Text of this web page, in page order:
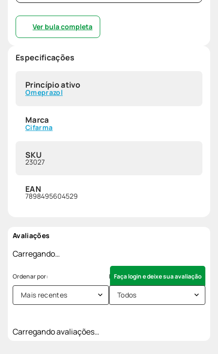
Ver bula completa
Especificações
Princípio ativo
Omeprazol
Marca
Cifarma
SKU
23027
EAN
7898495604529
Avaliações
Carregando…
Faça login e deixe sua avaliação
Mais recentes Todos
Carregando avaliações…